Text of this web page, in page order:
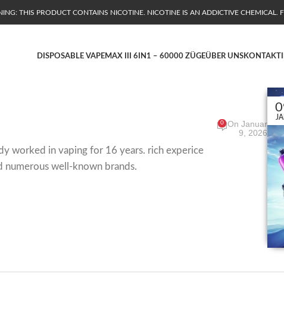
THIS PRODUCT CONTAINS NICOTINE. NICOTINE IS AN ADDICTIVE CHEMICAL.
DISPOSABLE VAPEMAX III 6IN1 – 60000 ZÜGEÜBER UNS
worked in vaping for 16 years. rich experice
numerous well-known brands.
0 On Januar
9, 2026